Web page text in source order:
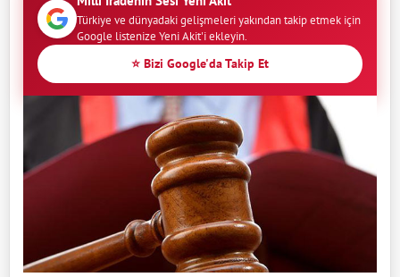
Türkiye ve dünyadaki gelişmeleri yakından takip etmek için
Google listenize Yeni Akit'i ekleyin.
⭐ Bizi Google'da Takip Et